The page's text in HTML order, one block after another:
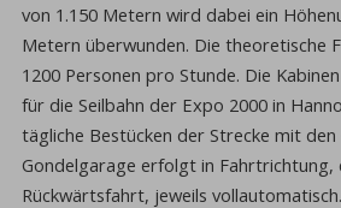
von 1.150 Metern wird dabei ein
Metern überwunden. Die theoretische
1200 Personen pro Stunde. Die
für die Seilbahn der Expo 2000 in
tägliche Bestücken der Strecke mit
Gondelgarage erfolgt in Fahrtrichtung,
Rückwärtsfahrt, jeweils